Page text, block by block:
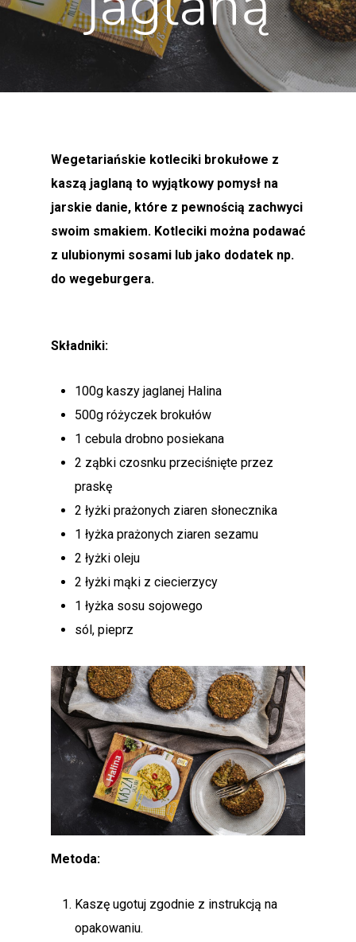
Wegetariańskie kotleciki brokułowe z
kaszą jaglaną to wyjątkowy pomysł na
jarskie danie, które z pewnością zachwyci
swoim smakiem. Kotleciki można podawać
z ulubionymi sosami lub jako dodatek np.
do wegeburgera.
Składniki:
100g kaszy jaglanej Halina
500g różyczek brokułów
1 cebula drobno posiekana
2 ząbki czosnku przeciśnięte przez
praskę
2 łyżki prażonych ziaren słonecznika
1 łyżka prażonych ziaren sezamu
2 łyżki oleju
2 łyżki mąki z ciecierzycy
1 łyżka sosu sojowego
sól, pieprz
Metoda:
Kaszę ugotuj zgodnie z instrukcją na
opakowaniu.